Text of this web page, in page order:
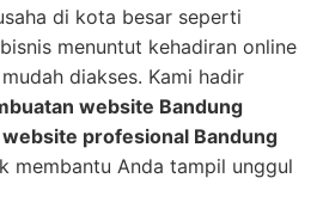
di kota besar seperti
menuntut kehadiran online
diakses. Kami hadir
website Bandung
website profesional Bandung
membantu Anda tampil unggul